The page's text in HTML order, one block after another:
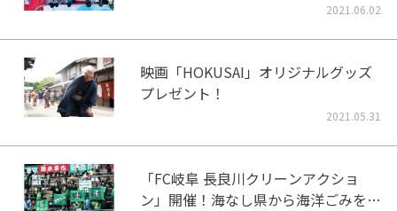
2021.06.02
映画「HOKUSAI」オリジナルグッズ
プレゼント！
2021.05.31
「FC岐阜 長良川クリーンアクショ
ン」開催！海なし県から海洋ごみをな